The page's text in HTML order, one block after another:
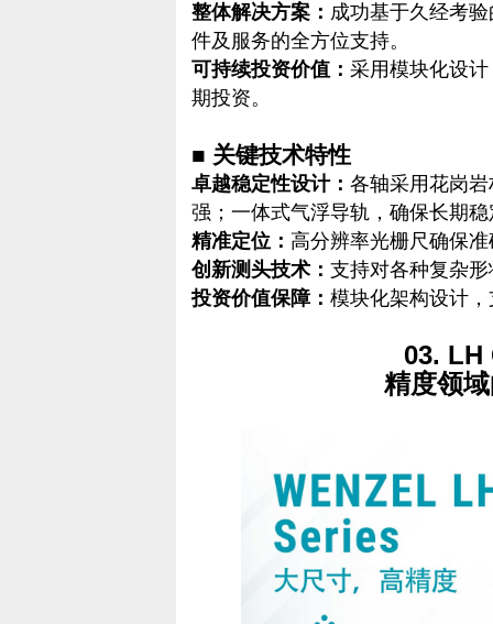
整体解决方案： 成功基于久经考
件及服务的全方位支持。
可持续投资价值： 采用模块化设
期投资。
■ 关键技术特性
卓越稳定性设计： 各轴采用花岗
强；一体式气浮导轨，确保长期
精准定位： 高分辨率光栅尺确保
创新测头技术： 支持对各种复杂
投资价值保障： 模块化架构设计
03. LH
精度领